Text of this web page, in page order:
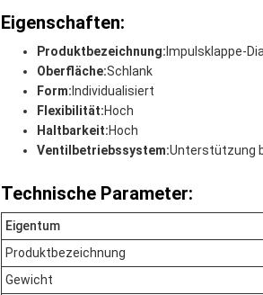
Eigenschaften:
Produktbezeichnung: Impulsklappe-
Oberfläche:Schlank
Form: Individualisiert
Flexibilität:Hoch
Haltbarkeit:Hoch
Ventilbetriebssystem:Unterstützung
Technische Parameter:
Eigentum
Produktbezeichnung
Gewicht